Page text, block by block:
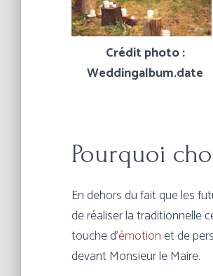
Crédit photo :
Weddingalbum.date
Pourquoi
En dehors du fait que les
de réaliser la traditionnelle
touche d’émotionet de
devant Monsieur le Maire.